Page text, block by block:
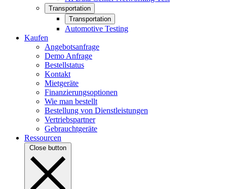
Transportation
Transportation
Automotive Testing
Kaufen
Angebotsanfrage
Demo Anfrage
Bestellstatus
Kontakt
Mietgeräte
Finanzierungsoptionen
Wie man bestellt
Bestellung von Dienstleistungen
Vertriebspartner
Gebrauchtgeräte
Ressourcen
Close button